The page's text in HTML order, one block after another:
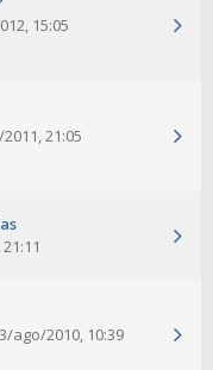
15:05
21:05
ago/2010, 10:39